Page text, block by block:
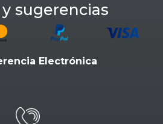
sugerencias
Electrónica